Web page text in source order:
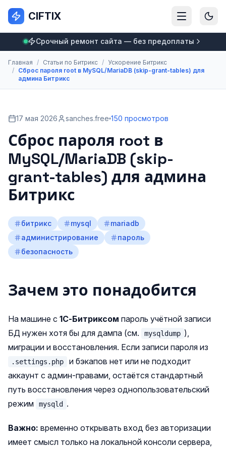
CIFTIX
Срочный ремонт сайта — без предоплаты
Главная / Статьи по Битрикс / Ускорение Битрикс
/ Сброс пароля root в MySQL/MariaDB (skip-grant-tables) для
админа Битрикс
17 мая 2026 sanches.free 150 просмотров
Сброс пароля root в
MySQL/MariaDB (skip-
grant-tables) для админа
Битрикс
битрикс mysql
mariadb
администрирование
пароль
безопасность
Зачем это понадобится
На машине с 1С‑Битриксом пароль учётной записи
БД нужен хотя бы для дампа (см.
mysqldump ),
миграции и восстановления. Если записи пароля из
.settings.php
и бэкапов нет или не подходит
аккаунт с админ‑правами, остаётся стандартный
путь восстановления через однопользовательский
режим
mysqld .
Важно: временно открывать вход без авторизации
имеет смысл только на локальной консоли сервера,